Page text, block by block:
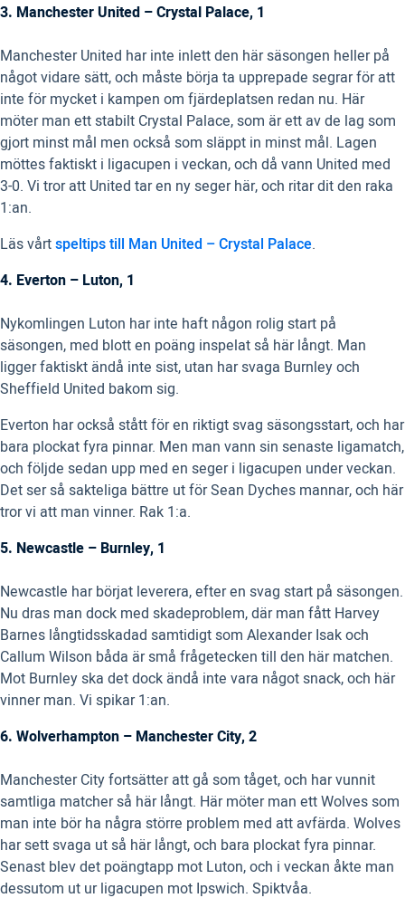
3. Manchester United – Crystal Palace, 1
Manchester United har inte inlett den här säsongen heller på
något vidare sätt, och måste börja ta upprepade segrar för att
inte för mycket i kampen om fjärdeplatsen redan nu. Här
möter man ett stabilt Crystal Palace, som är ett av de lag som
gjort minst mål men också som släppt in minst mål. Lagen
möttes faktiskt i ligacupen i veckan, och då vann United med
3-0. Vi tror att United tar en ny seger här, och ritar dit den raka
1:an.
Läs vårtspeltips till Man United – Crystal Palace.
4. Everton – Luton, 1
Nykomlingen Luton har inte haft någon rolig start på
säsongen, med blott en poäng inspelat så här långt. Man
ligger faktiskt ändå inte sist, utan har svaga Burnley och
Sheffield United bakom sig.
Everton har också stått för en riktigt svag säsongsstart, och har
bara plockat fyra pinnar. Men man vann sin senaste ligamatch,
och följde sedan upp med en seger i ligacupen under veckan.
Det ser så sakteliga bättre ut för Sean Dyches mannar, och här
tror vi att man vinner. Rak 1:a.
5. Newcastle – Burnley, 1
Newcastle har börjat leverera, efter en svag start på säsongen.
Nu dras man dock med skadeproblem, där man fått Harvey
Barnes långtidsskadad samtidigt som Alexander Isak och
Callum Wilson båda är små frågetecken till den här matchen.
Mot Burnley ska det dock ändå inte vara något snack, och här
vinner man. Vi spikar 1:an.
6. Wolverhampton – Manchester City, 2
Manchester City fortsätter att gå som tåget, och har vunnit
samtliga matcher så här långt. Här möter man ett Wolves som
man inte bör ha några större problem med att avfärda. Wolves
har sett svaga ut så här långt, och bara plockat fyra pinnar.
Senast blev det poängtapp mot Luton, och i veckan åkte man
dessutom ut ur ligacupen mot Ipswich. Spiktvåa.